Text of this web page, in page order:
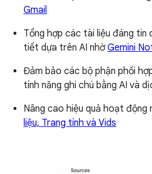
Gmail
Tổng hợp các tài liệu đáng
tiết dựa trên AI nhờGemini
Đảm bảo các bộ phận phối
tính năng ghi chú bằng AI và
Nâng cao hiệu quả hoạt động
liệu, Trang tính và Vids